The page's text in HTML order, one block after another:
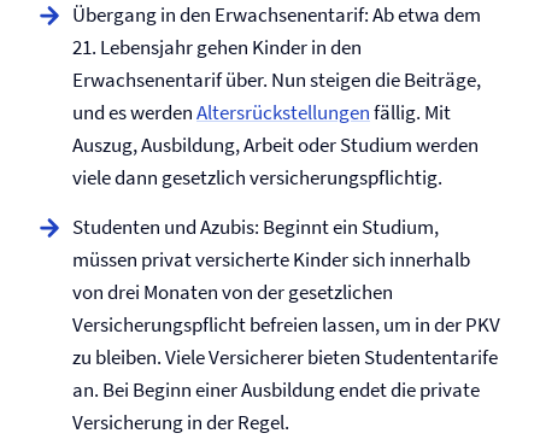
Übergang in den Erwachsenentarif: Ab etwa dem
21. Lebensjahr gehen Kinder in den
Erwachsenentarif über. Nun steigen die Beiträge,
und es werdenAltersrückstellungenfällig. Mit
Auszug, Ausbildung, Arbeit oder Studium werden
viele dann gesetzlich ­versicherungspflichtig.
Studenten und Azubis: Beginnt ein Studium,
müssen privat versicherte Kinder sich innerhalb
von drei Monaten von der gesetzlichen
Versicherungspflicht befreien lassen, um in der PKV
zu bleiben. Viele Versicherer bieten Studententarife
an. Bei Beginn einer Ausbildung endet die private
Versicherung in der Regel.